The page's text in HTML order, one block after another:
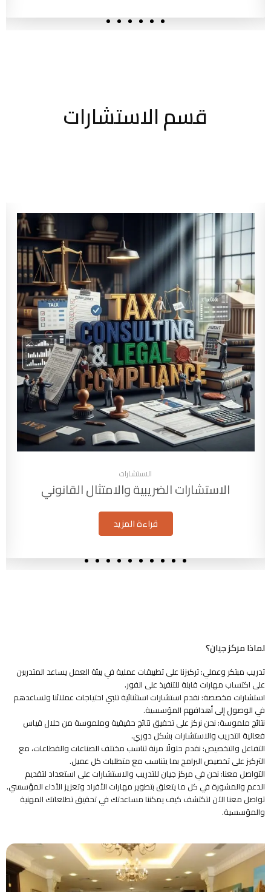
قسم الاستشارات
الاستشارات
الاستشارات الضريبية والامتثال القانوني
قراءة المزيد
لماذا مركز جيان؟
تدريب مبتكر وعملي: تركيزنا على تطبيقات عملية في بيئة العمل يساعد المتدربين
على اكتساب مهارات قابلة للتنفيذ على الفور.
استشارات مخصصة: نقدم استشارات استثنائية تلبي احتياجات عملائنا وتساعدهم
في الوصول إلى أهدافهم المؤسسية.
نتائج ملموسة: نحن نركز على تحقيق نتائج حقيقية وملموسة من خلال قياس
فعالية التدريب والاستشارات بشكل دوري.
التفاعل والتخصيص: نقدم حلولًا مرنة تناسب مختلف الصناعات والقطاعات، مع
التركيز على تخصيص البرامج بما يتناسب مع متطلبات كل عميل.
التواصل معنا: نحن في مركز جيان للتدريب والاستشارات على استعداد لتقديم
الدعم والمشورة في كل ما يتعلق بتطوير مهارات الأفراد وتعزيز الأداء المؤسسي.
تواصل معنا الآن لتكتشف كيف يمكننا مساعدتك في تحقيق تطلعاتك المهنية
والمؤسسية.